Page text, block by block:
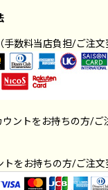
数料当店負担/ご注文
ントをお持ちの方/ご
をお持ちの方/ご注文